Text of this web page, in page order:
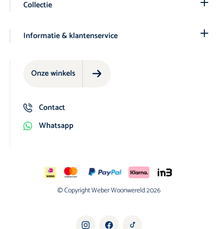
Collectie
Informatie & klantenservice
Onze winkels
Contact
Whatsapp
© Copyright Weber Woonwereld 2026